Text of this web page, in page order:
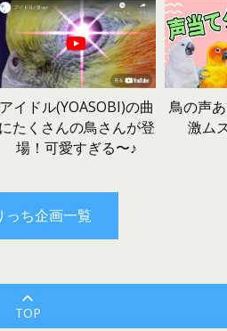
アイドル(YOASOBI)の曲
にたくさんの鳥さんが登
場！可愛すぎる〜♪
鳥の声
激ム
っち企画一覧
TOP